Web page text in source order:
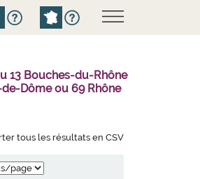
13 Bouches-du-Rhône
Dôme ou 69 Rhône
tous les résultats en CSV